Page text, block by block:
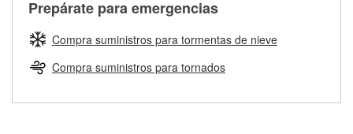
Herramientas de O'Reilly
para reparar el sistema hidráulico de tu maquinaria
agrícola o de construcción.
Más información acerca del servicio de mezcla de pintura
de O'Reilly
traigas tus partes de frenos, nuestros profesionales
medirán tus tambores o discos para determinar si pueden
ser rectificados con seguridad. Si tus tambores o discos no
pueden ser reutilizados, podemos ayudarte a encontrar las
partes de reemplazo correctas para tu reparación.
Rectificación de tambores y discos de freno
Prepárate para emergencias
Compra suministros para tormentas de nieve
Compra suministros para tornados